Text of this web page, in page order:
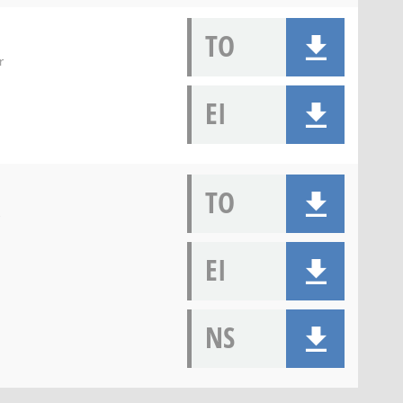
TO
EI
TO
EI
NS